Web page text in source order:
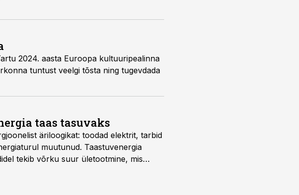
2024. aasta Euroopa kultuuripealinna
tuntust veelgi tõsta ning tugevdada
taas tasuvaks
äriloogikat: toodad elektrit, tarbid
muutunud. Taastuvenergia
tekib võrku suur ületootmine, mis